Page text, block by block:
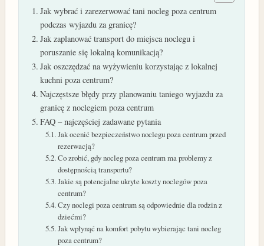
Jak wybrać i zarezerwować tani nocleg poza centrum
podczas wyjazdu za granicę?
Jak zaplanować transport do miejsca noclegu i
poruszanie się lokalną komunikacją?
Jak oszczędzać na wyżywieniu korzystając z lokalnej
kuchni poza centrum?
Najczęstsze błędy przy planowaniu taniego wyjazdu za
granicę z noclegiem poza centrum
FAQ – najczęściej zadawane pytania
Jak ocenić bezpieczeństwo noclegu poza centrum przed
rezerwacją?
Co zrobić, gdy nocleg poza centrum ma problemy z
dostępnością transportu?
Jakie są potencjalne ukryte koszty noclegów poza
centrum?
Czy noclegi poza centrum są odpowiednie dla rodzin z
dziećmi?
Jak wpłynąć na komfort pobytu wybierając tani nocleg
poza centrum?